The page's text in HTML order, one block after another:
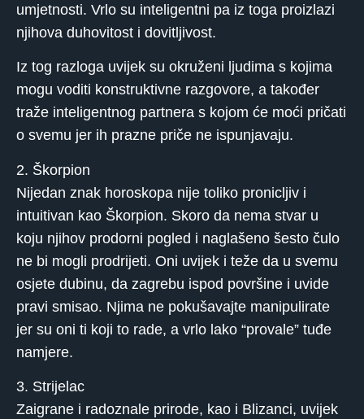
umjetnosti. Vrlo su inteligentni pa iz toga proizlazi
njihova duhovitost i dovitljivost.
Iz tog razloga uvijek su okruženi ljudima s kojima
mogu voditi konstruktivne razgovore, a također
traže inteligentnog partnera s kojom će moći pričati
o svemu jer ih prazne priče ne ispunjavaju.
2. Škorpion
Nijedan znak horoskopa nije toliko pronicljiv i
intuitivan kao Škorpion. Skoro da nema stvar u
koju njihov prodorni pogled i naglašeno šesto čulo
ne bi mogli prodrijeti. Oni uvijek i teže da u svemu
osjete dubinu, da zagrebu ispod površine i uvide
pravi smisao. Njima ne pokušavajte manipulirate
jer su oni ti koji to rade, a vrlo lako “provale” tuđe
namjere.
3. Strijelac
Zaigrane i radoznale prirode, kao i Blizanci, uvijek